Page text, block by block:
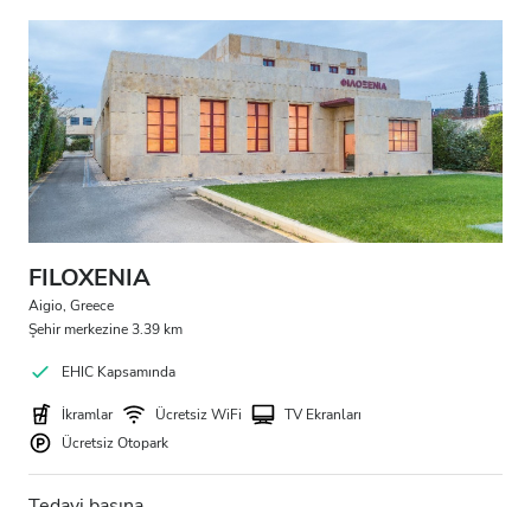
FILOXENIA
Aigio, Greece
Şehir merkezine 3.39 km
EHIC Kapsamında
İkramlar Ücretsiz WiFi
TV Ekranları
Ücretsiz Otopark